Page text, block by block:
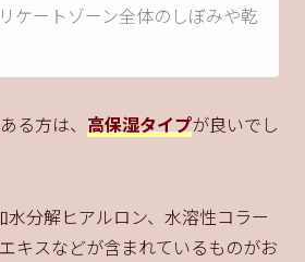
ケートゾーン全体のしぼみや乾
る方は、 高保湿タイプが良いでし
水分解ヒアルロン、水溶性コラー
キスなどが含まれているものがお